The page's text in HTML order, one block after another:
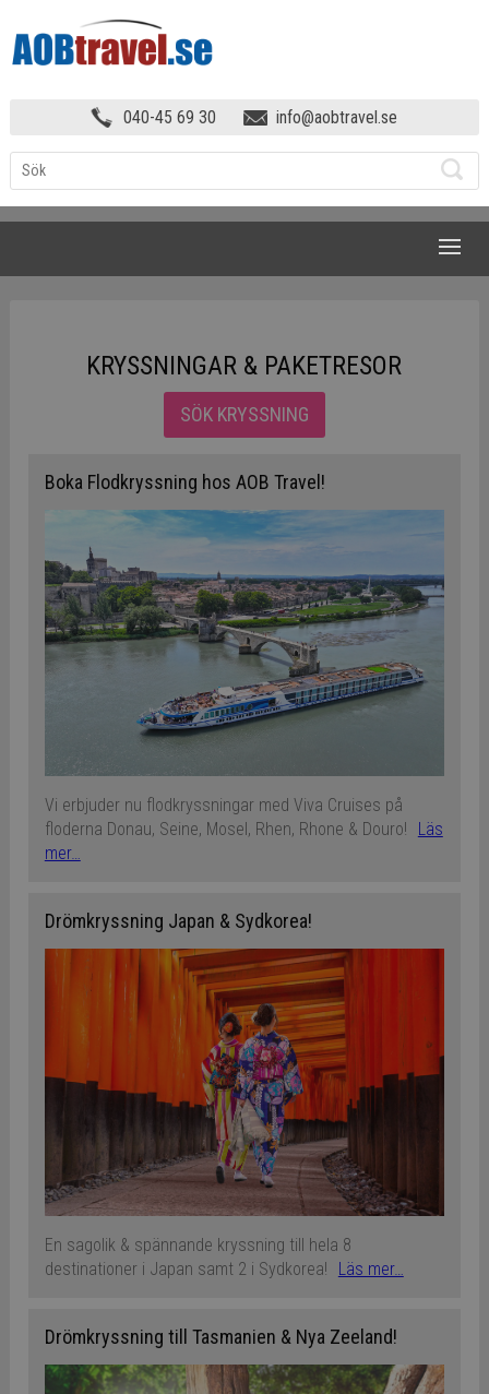
040-45 69 30 info@aobtravel.se
KRYSSNINGAR & PAKETRESOR
SÖK KRYSSNING
Boka Flodkryssning hos AOB Travel!
Vi erbjuder nu flodkryssningar med Viva Cruises på
floderna Donau, Seine, Mosel, Rhen, Rhone & Douro!
Läs
mer…
Drömkryssning Japan & Sydkorea!
En sagolik & spännande kryssning till hela 8
destinationer i Japan samt 2 i Sydkorea!
Läs mer…
Drömkryssning till Tasmanien & Nya Zeeland!